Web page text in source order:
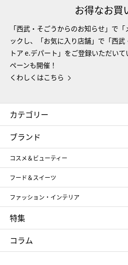
お得なお買
「西武・そごうからのお知らせ」で
ックし、「お気に入り店舗」で「西
トア e.デパート」をご登録いただい
ペーンも開催！
くわしくはこちら
カテゴリー
コスメ＆ビューティー
ギフト
レ
メンズ
スポーツ・アウトドア
お中元
お
ブランド
コスメ＆ビューティー
SHISEIDO
ポール&ジョー ボーテ
ジ
NARS
RMK
クリニーク
フード＆スイーツ
アンリ・シャルパンティエ
ゴディバ
新
たねや
ねんりん家
ファッション・インテリア
ポロ ラルフ ローレン
タケオ キクチ
マ
シュタイフ
特集
お中元
ひな人形
五
コラム